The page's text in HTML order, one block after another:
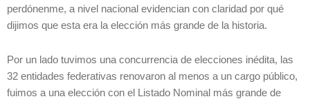
perdónenme, a nivel nacional evidencian con claridad por qué
dijimos que esta era la elección más grande de la historia.
Por un lado tuvimos una concurrencia de elecciones inédita, las
32 entidades federativas renovaron al menos a un cargo público,
fuimos a una elección con el Listado Nominal más grande de